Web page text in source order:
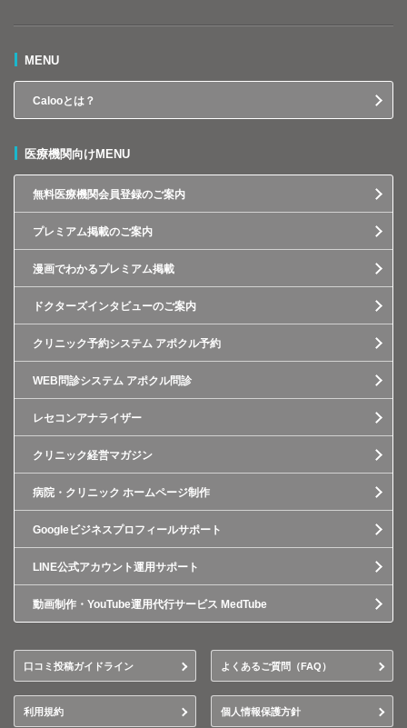
MENU
Calooとは？
医療機関向けMENU
無料医療機関会員登録のご案内
プレミアム掲載のご案内
漫画でわかるプレミアム掲載
ドクターズインタビューのご案内
クリニック予約システム アポクル予約
WEB問診システム アポクル問診
レセコンアナライザー
クリニック経営マガジン
病院・クリニック ホームページ制作
Googleビジネスプロフィールサポート
LINE公式アカウント運用サポート
動画制作・YouTube運用代行サービス MedTube
口コミ投稿ガイドライン よくあるご質問（FAQ）
利用規約 個人情報保護方針